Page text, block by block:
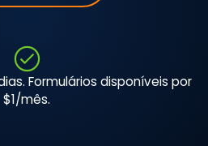
Formulários disponíveis por
$1/mês.